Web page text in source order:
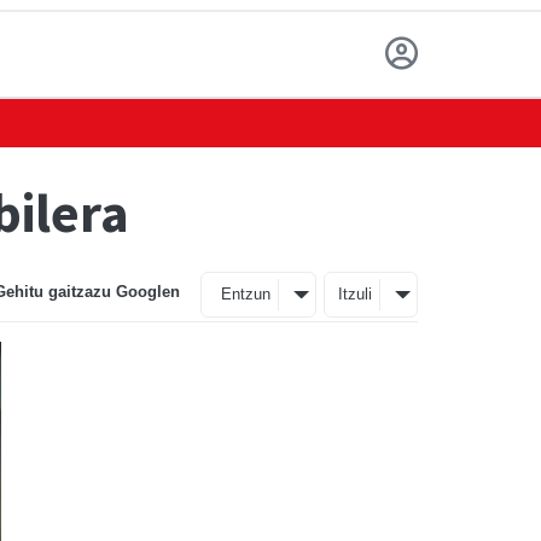
gaitzazu Googlen Entzun Itzuli